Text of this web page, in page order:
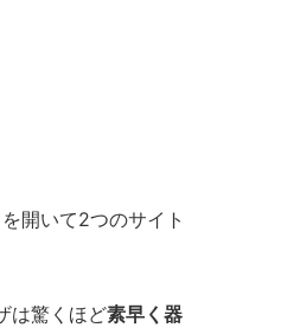
開いて2つのサイト
は驚くほど素早く器